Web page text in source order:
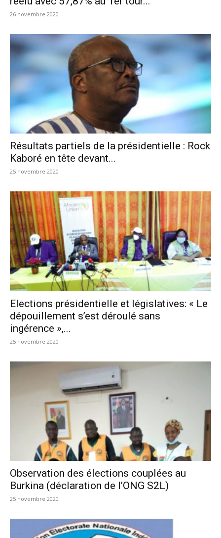
26 novembre 2020
Résultats partiels de la présidentielle : Rock
Kaboré en tête devant...
25 novembre 2020
Elections présidentielle et législatives: « Le
dépouillement s’est déroulé sans
ingérence »,...
25 novembre 2020
Observation des élections couplées au
Burkina (déclaration de l’ONG S2L)
25 novembre 2020